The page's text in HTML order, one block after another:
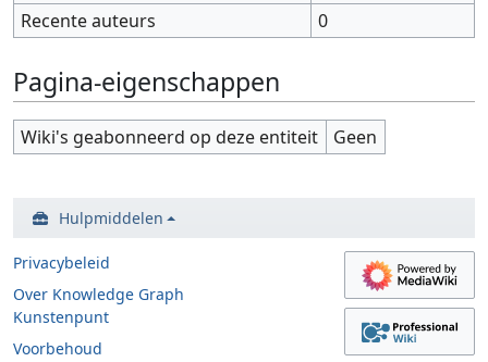
Recente auteurs 0
Pagina-eigenschappen
Wiki's geabonneerd op deze entiteit Geen
Hulpmiddelen
Privacybeleid
Over Knowledge Graph
Kunstenpunt
Voorbehoud